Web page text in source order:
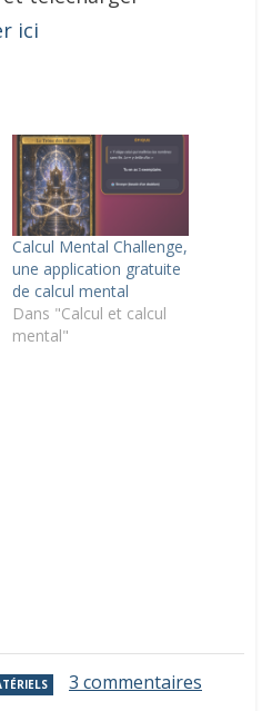
ici
Calcul Mental Challenge,
une application gratuite
de calcul mental
Dans "Calcul et calcul
mental"
3 commentaires